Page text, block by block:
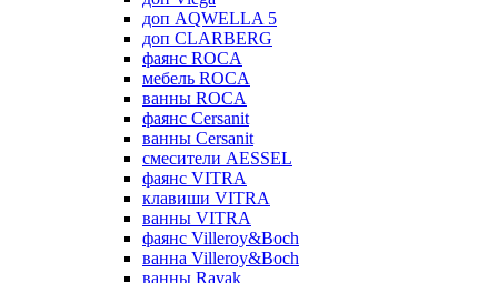
доп AQWELLA 5
доп CLARBERG
фаянс ROCA
мебель ROCA
ванны ROCA
фаянс Cersanit
ванны Cersanit
смесители AESSEL
фаянс VITRA
клавиши VITRA
ванны VITRA
фаянс Villeroy&Boch
ванна Villeroy&Boch
ванны Ravak